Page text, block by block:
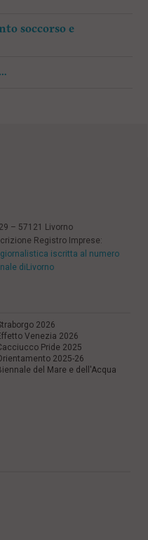
soccorso e
– 57121 Livorno
Registro Imprese:
iscritta al numero
diLivorno
2026
Venezia 2026
Pride 2025
2025-26
del Mare e dell'Acqua